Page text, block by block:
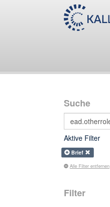
Suche
Aktive Filter
Brief
Alle Filter entfernen
Filter